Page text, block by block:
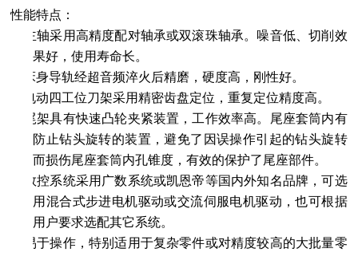
性能特点：
主轴采用高精度配对轴承或双滚珠轴承。噪音低、切削效
果好，使用寿命长。
床身导轨经超音频淬火后精磨，硬度高，刚性好。
电动四工位刀架采用精密齿盘定位，重复定位精度高。
尾架具有快速凸轮夹紧装置，工作效率高。尾座套筒内有
防止钻头旋转的装置，避免了因误操作引起的钻头旋转
而损伤尾座套筒内孔锥度，有效的保护了尾座部件。
数控系统采用广数系统或凯恩帝等国内外知名品牌，可选
用混合式步进电机驱动或交流伺服电机驱动，也可根据
用户要求选配其它系统。
易于操作，特别适用于复杂零件或对精度较高的大批量零